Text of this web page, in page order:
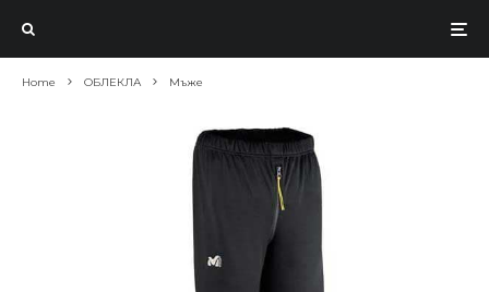
Home ОБЛЕКЛА Мъже